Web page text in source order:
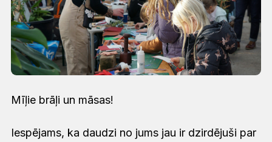
Mīļie brāļi un māsas!
Iespējams, ka daudzi no jums jau ir dzirdējuši par